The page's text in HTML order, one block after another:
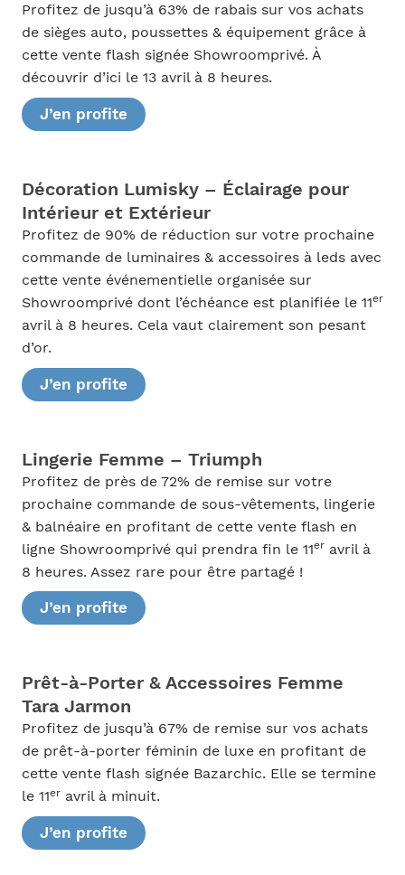
Profitez de jusqu’à 63% de rabais sur vos achats
de sièges auto, poussettes & équipement grâce à
cette vente flash signée Showroomprivé. À
découvrir d’ici le 13 avril à 8 heures.
J’en profite
Décoration Lumisky – Éclairage pour
Intérieur et Extérieur
Profitez de 90% de réduction sur votre prochaine
commande de luminaires & accessoires à leds avec
cette vente événementielle organisée sur
Showroomprivé dont l’échéance est planifiée le 11er
avril à 8 heures. Cela vaut clairement son pesant
d’or.
J’en profite
Lingerie Femme – Triumph
Profitez de près de 72% de remise sur votre
prochaine commande de sous-vêtements, lingerie
& balnéaire en profitant de cette vente flash en
ligne Showroomprivé qui prendra fin le 11eravril à
8 heures. Assez rare pour être partagé !
J’en profite
Prêt-à-Porter & Accessoires Femme
Tara Jarmon
Profitez de jusqu’à 67% de remise sur vos achats
de prêt-à-porter féminin de luxe en profitant de
cette vente flash signée Bazarchic. Elle se termine
le 11eravril à minuit.
J’en profite